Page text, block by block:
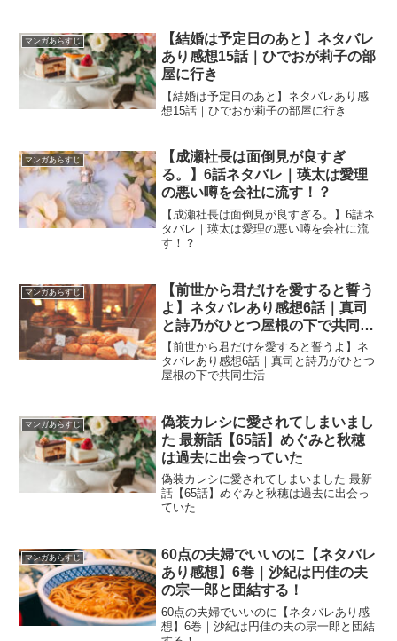
マンガあらすじ
【結婚は予定日のあと】ネタバレ
あり感想15話｜ひでおが莉子の部
屋に行き
【結婚は予定日のあと】ネタバレあり感
想15話｜ひでおが莉子の部屋に行き
マンガあらすじ
【成瀬社長は面倒見が良すぎ
る。】6話ネタバレ｜瑛太は愛理
の悪い噂を会社に流す！？
【成瀬社長は面倒見が良すぎる。】6話ネ
タバレ｜瑛太は愛理の悪い噂を会社に流
す！？
マンガあらすじ
【前世から君だけを愛すると誓う
よ】ネタバレあり感想6話｜真司
と詩乃がひとつ屋根の下で共同生
活
【前世から君だけを愛すると誓うよ】ネ
タバレあり感想6話｜真司と詩乃がひとつ
屋根の下で共同生活
マンガあらすじ
偽装カレシに愛されてしまいまし
た 最新話【65話】めぐみと秋穂
は過去に出会っていた
偽装カレシに愛されてしまいました 最新
話【65話】めぐみと秋穂は過去に出会っ
ていた
マンガあらすじ
60点の夫婦でいいのに【ネタバレ
あり感想】6巻｜沙紀は円佳の夫
の宗一郎と団結する！
60点の夫婦でいいのに【ネタバレあり感
想】6巻｜沙紀は円佳の夫の宗一郎と団結